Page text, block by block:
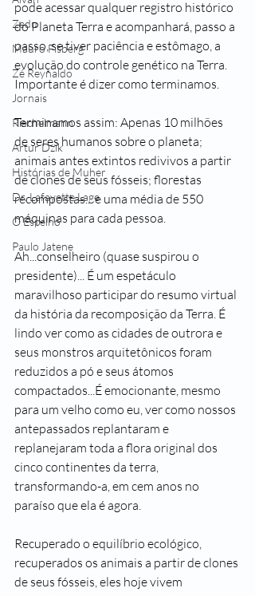
Zedu
Mauro Fisberg
Zé Reynaldo
Jornais
Riechelmann
Artur Dzik
Histórias de Muher
Dr. Lafayette Lage
O Espelho
Paulo Jatene
pode acessar qualquer registro histórico
do Planeta Terra e acompanhará, passo a
passo, se tiver paciência e estômago, a
evolução do controle genético na Terra.
Importante é dizer como terminamos.
Terminamos assim: Apenas 10 milhões
de seres humanos sobre o planeta;
animais antes extintos redivivos a partir
de clones de seus fósseis; florestas
recompostas... e uma média de 550
máquinas para cada pessoa.
Ah...conselheiro (quase suspirou o
presidente)... É um espetáculo
maravilhoso participar do resumo virtual
da história da recomposição da Terra. É
lindo ver como as cidades de outrora e
seus monstros arquitetônicos foram
reduzidos a pó e seus átomos
compactados...É emocionante, mesmo
para um velho como eu, ver como nossos
antepassados replantaram e
replanejaram toda a flora original dos
cinco continentes da terra,
transformando-a, em cem anos no
paraíso que ela é agora.
Recuperado o equilíbrio ecológico,
recuperados os animais a partir de clones
de seus fósseis, eles hoje vivem